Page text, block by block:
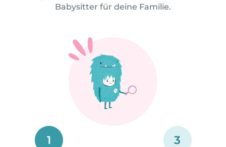
Babysitter für deine Familie.
1 3